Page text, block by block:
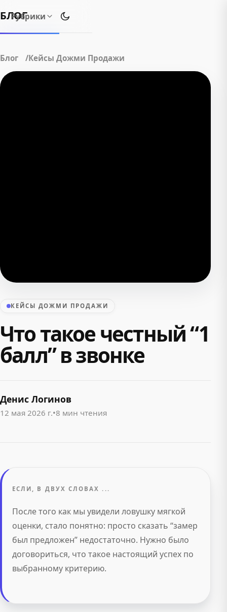
БЛОГ
Рубрики Переключить тему оформления
Блог Кейсы Дожми Продажи
КЕЙСЫ ДОЖМИ ПРОДАЖИ
Что такое честный “1
балл” в звонке
Денис Логинов
12 мая 2026 г.•8 мин чтения
ЕСЛИ, В ДВУХ СЛОВАХ ...
После того как мы увидели ловушку мягкой
оценки, стало понятно: просто сказать “замер
был предложен” недостаточно. Нужно было
договориться, что такое настоящий успех по
выбранному критерию.